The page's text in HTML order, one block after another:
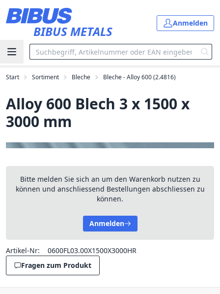
BIBUS METALS
Anmelden
Start Sortiment Bleche Bleche - Alloy 600 (2.4816)
Alloy 600 Blech 3 x 1500 x
3000 mm
Bitte melden Sie sich an um den Warenkorb nutzen zu
können und anschliessend Bestellungen abschliessen zu
können.
Anmelden
Artikel-Nr:
0600FL03.00X1500X3000HR
Fragen zum Produkt